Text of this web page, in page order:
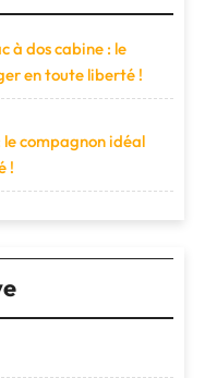
à dos cabine : le
en toute liberté !
le compagnon idéal
!